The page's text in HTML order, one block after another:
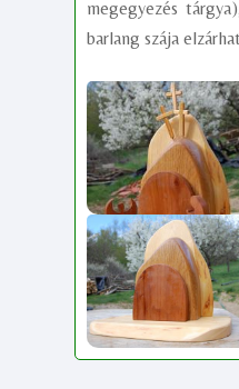
megegyezés
barlang szája